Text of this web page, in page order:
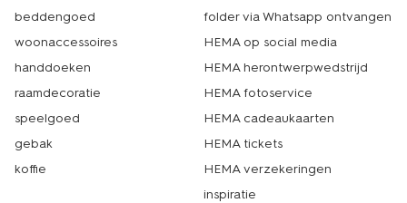
beddengoed
woonaccessoires
handdoeken
raamdecoratie
speelgoed
gebak
koffie
folder via Whatsapp ontvangen
HEMA op social media
HEMA herontwerpwedstrijd
HEMA fotoservice
HEMA cadeaukaarten
HEMA tickets
HEMA verzekeringen
inspiratie